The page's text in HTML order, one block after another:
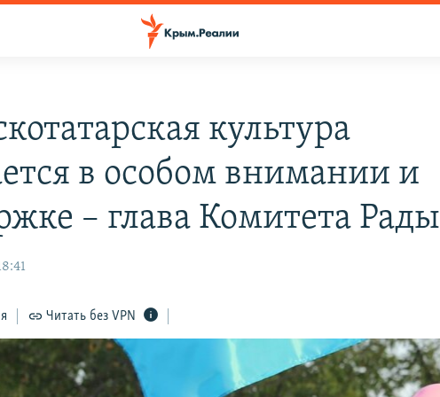
культура
в особом внимании и
– глава Комитета Рады
Читать без VPN